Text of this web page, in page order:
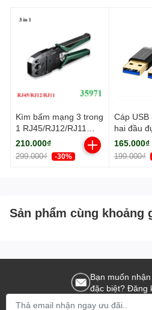
Kìm bấm mạng 3 trong
1 RJ45/RJ12/RJ11
Cat5, Cat5e, Cat6
Ugreen 35971
210.000₫
299.000₫ -30%
Cáp USB
hai đầu
(90576)
165.000₫
199.000₫
Sản phẩm cùng khoảng
Bạn muốn
đặc biệt? Đăng